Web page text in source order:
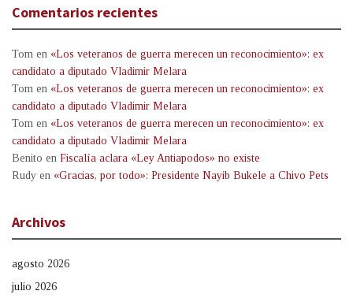
Comentarios recientes
Tom en «Los veteranos de guerra merecen un reconocimiento»: ex
candidato a diputado Vladimir Melara
Tom en «Los veteranos de guerra merecen un reconocimiento»: ex
candidato a diputado Vladimir Melara
Tom en «Los veteranos de guerra merecen un reconocimiento»: ex
candidato a diputado Vladimir Melara
Benito en Fiscalía aclara «Ley Antiapodos» no existe
Rudy en «Gracias, por todo»: Presidente Nayib Bukele a Chivo Pets
Archivos
agosto 2026
julio 2026